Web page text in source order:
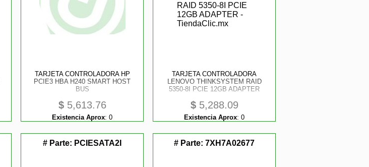
TARJETA CONTROLADORA HP
PCIE3 HBA H240 SMART HOST
BUS
$5,613.76
Existencia Aprox: 0
TARJETA CONTROLADORA
LENOVO THINKSYSTEM RAID
5350-8I PCIE 12GB ADAPTER
$5,288.09
Existencia Aprox: 0
# Parte: PCIESATA2I # Parte:7XH7A02677